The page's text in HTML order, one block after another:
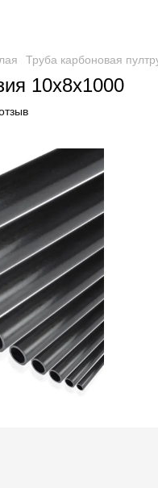
Труба карбоновая
10х8х1000